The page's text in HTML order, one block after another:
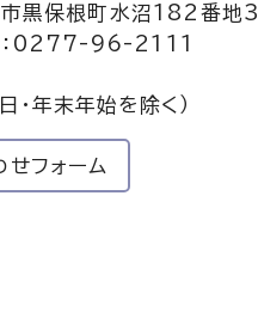
黒保根町水沼182番地3
：0277-96-2111
・年末年始を除く）
フォーム